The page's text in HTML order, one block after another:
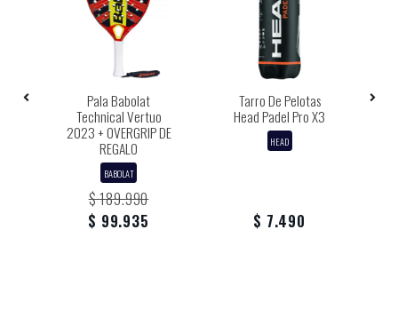
Pala Babolat
Technical Vertuo
2023 + OVERGRIP DE
REGALO
BABOLAT
$ 189.990
$ 99.935
Tarro De Pelotas
Head Padel Pro X3
HEAD
$ 7.490